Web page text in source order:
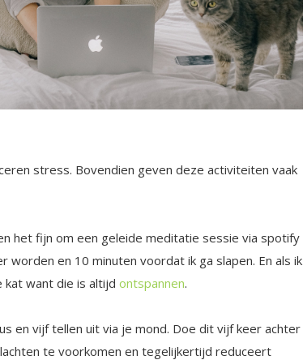
stress. Bovendien geven deze activiteiten vaak
het fijn om een geleide meditatie sessie via spotify
en 10 minuten voordat ik ga slapen. En als ik
kat want die is altijd ontspannen.
en vijf tellen uit via je mond. Doe dit vijf keer achter
te voorkomen en tegelijkertijd reduceert